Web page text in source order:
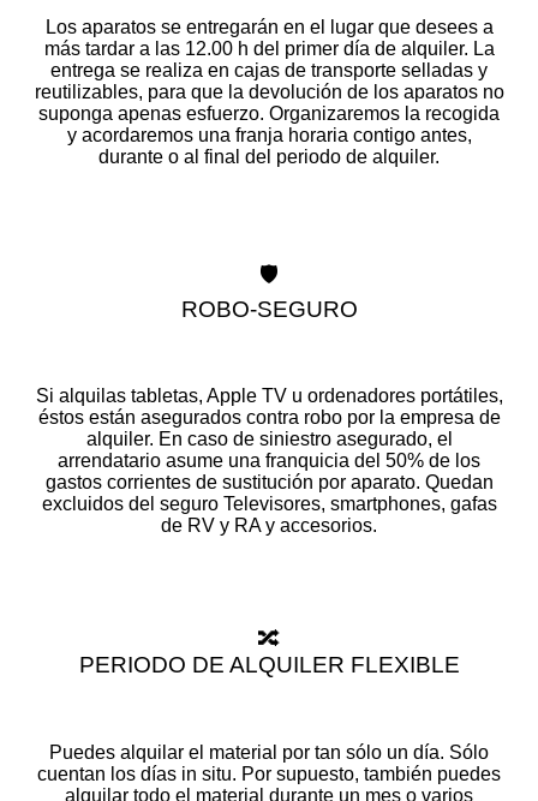
Los aparatos se entregarán en el lugar que desees a
más tardar a las 12.00 h del primer día de alquiler. La
entrega se realiza en cajas de transporte selladas y
reutilizables, para que la devolución de los aparatos no
suponga apenas esfuerzo. Organizaremos la recogida
y acordaremos una franja horaria contigo antes,
durante o al final del periodo de alquiler.
🛡️
ROBO-SEGURO
Si alquilas tabletas, Apple TV u ordenadores portátiles,
éstos están asegurados contra robo por la empresa de
alquiler. En caso de siniestro asegurado, el
arrendatario asume una franquicia del 50% de los
gastos corrientes de sustitución por aparato. Quedan
excluidos del seguro Televisores, smartphones, gafas
de RV y RA y accesorios.
🔀
PERIODO DE ALQUILER FLEXIBLE
Puedes alquilar el material por tan sólo un día. Sólo
cuentan los días in situ. Por supuesto, también puedes
alquilar todo el material durante un mes o varios